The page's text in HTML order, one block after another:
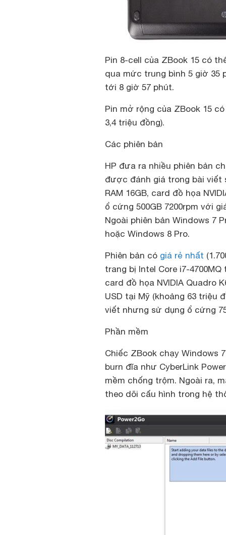
Pin 8-cell của ZBook 15 có
qua mức trung bình 5 giờ 35
tới 8 giờ 57 phút.
Pin mở rộng của ZBook 15
3,4 triệu đồng).
Các phiên bản
HP đưa ra nhiều phiên bản
được đánh giá trong bài viết
RAM 16GB, card đồ họa
ổ cứng 500GB 7200rpm với
Ngoài phiên bản Windows 7
hoặc Windows 8 Pro.
Phiên bản có giá rẻ nhất
trang bị Intel Core i7-4700MQ
card đồ họa NVIDIA Quadro
USD tại Mỹ (khoảng 63
viết nhưng sử dụng ổ cứng
Phần mềm
Chiếc ZBook chạy Windows
burn đĩa như CyberLink
mềm chống trộm. Ngoài ra,
theo dõi cấu hình trong hệ